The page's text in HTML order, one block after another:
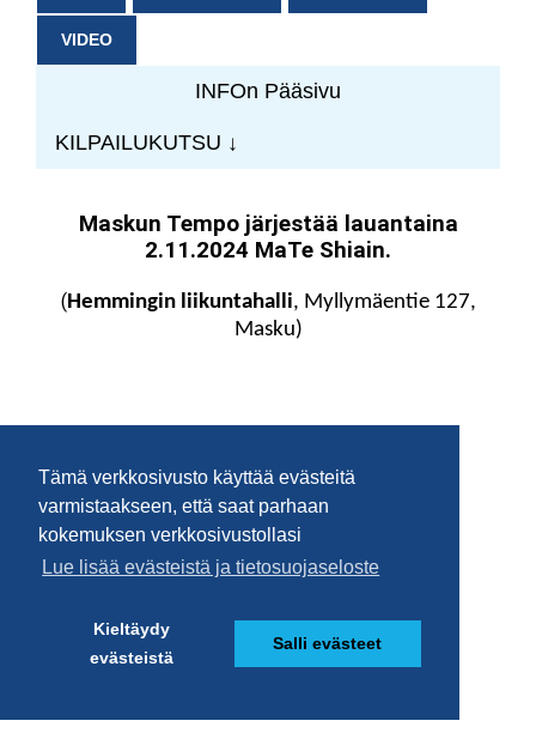
Tämä verkkosivusto käyttää evästeitä
varmistaakseen, että saat parhaan
kokemuksen verkkosivustollasi
Lue lisää evästeistä ja tietosuojaseloste
Kieltäydy
evästeistä
Salli evästeet
VIDEO
INFOn Pääsivu
KILPAILUKUTSU ↓